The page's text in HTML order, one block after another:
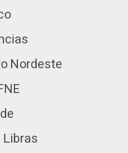
Nordeste